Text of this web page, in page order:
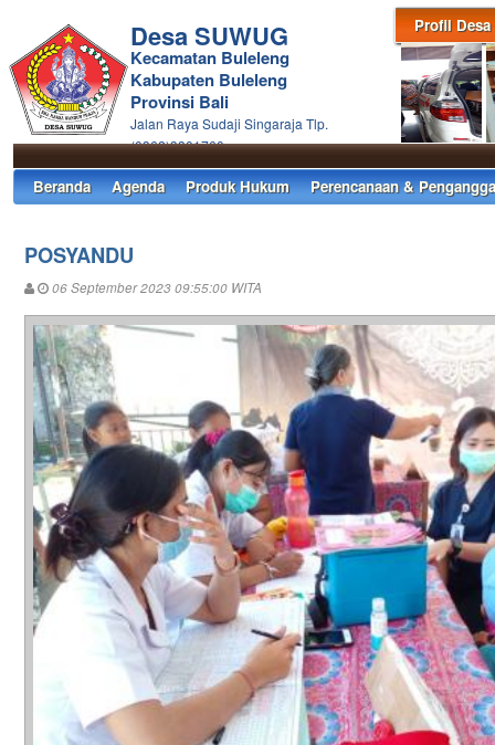
Profil Desa
Desa SUWUG
Kecamatan Buleleng
Kabupaten Buleleng
Provinsi Bali
Jalan Raya Sudaji Singaraja Tlp.
(0362)3301760
Beranda Agenda Produk Hukum Perencanaan &
POSYANDU
06 September 2023 09:55:00 WITA